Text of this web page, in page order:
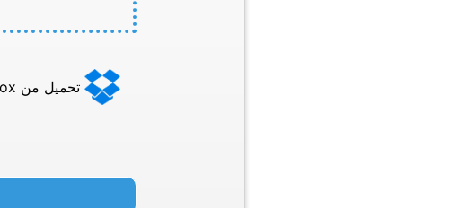
تحميل من Dropbox